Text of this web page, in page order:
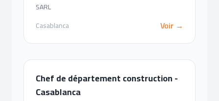
SARL
Casablanca
Voir →
Chef de département construction -
Casablanca